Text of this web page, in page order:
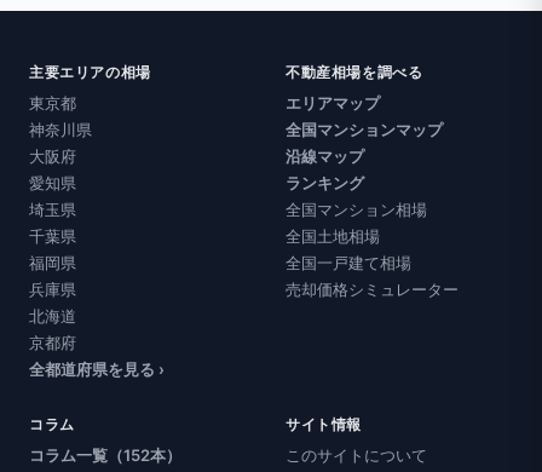
主要エリアの相場
東京都
神奈川県
大阪府
愛知県
埼玉県
千葉県
福岡県
兵庫県
北海道
京都府
全都道府県を見る ›
不動産相場を調べる
エリアマップ
全国マンションマップ
沿線マップ
ランキング
全国マンション相場
全国土地相場
全国一戸建て相場
売却価格シミュレーター
コラム
コラム一覧（152本）
サイト情報
このサイトについて